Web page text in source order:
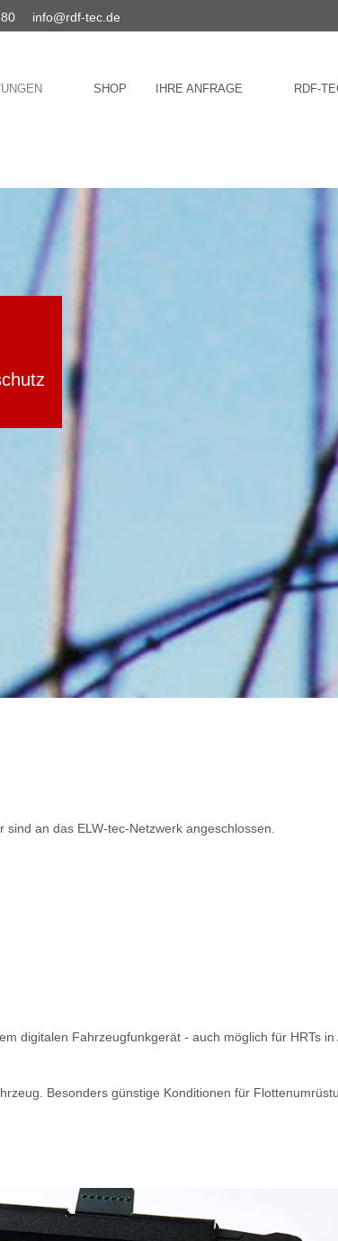
info@rdf-tec.de
SHOP IHRE ANFRAGE RDF-
an das ELW-tec-Netzwerk angeschlossen.
digitalen Fahrzeugfunkgerät - auch möglich für HRTs in
Besonders günstige Konditionen für